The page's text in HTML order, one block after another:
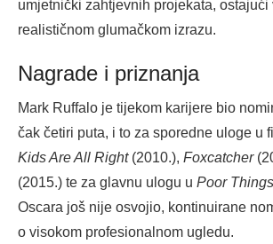
umjetnički zahtjevnih projekata, ostajući
realističnom glumačkom izrazu.
Nagrade i priznanja
Mark Ruffalo je tijekom karijere bio
čak četiri puta, i to za sporedne uloge u
Kids Are All Right(2010.), Foxcatcher
(2015.) te za glavnu ulogu u Poor Things
Oscara još nije osvojio, kontinuirane
o visokom profesionalnom ugledu.